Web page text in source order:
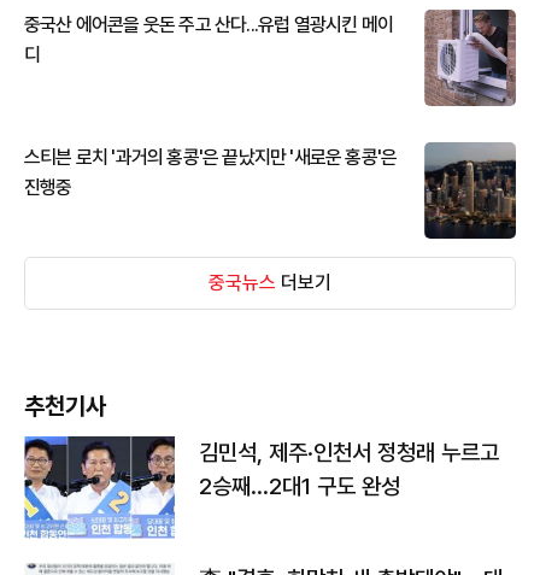
중국산 에어콘을 웃돈 주고 산다...유럽 열광시킨 메이
디
스티븐 로치 '과거의 홍콩'은 끝났지만 '새로운 홍콩'은
진행중
중국뉴스 더보기
추천기사
김민석, 제주·인천서 정청래 누르고
2승째…2대1 구도 완성